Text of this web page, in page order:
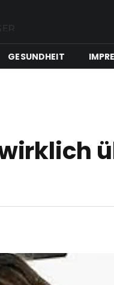
GESUNDHEIT